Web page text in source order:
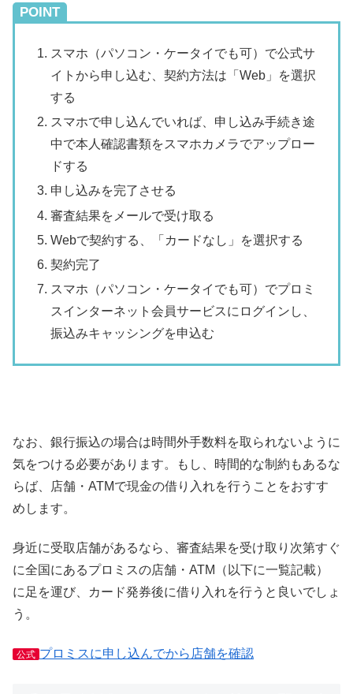
POINT
スマホ（パソコン・ケータイでも可）で公式サ
イトから申し込む、契約方法は「Web」を選択
する
スマホで申し込んでいれば、申し込み手続き途
中で本人確認書類をスマホカメラでアップロー
ドする
申し込みを完了させる
審査結果をメールで受け取る
Webで契約する、「カードなし」を選択する
契約完了
スマホ（パソコン・ケータイでも可）でプロミ
スインターネット会員サービスにログインし、
振込みキャッシングを申込む
なお、銀行振込の場合は時間外手数料を取られないように
気をつける必要があります。もし、時間的な制約もあるな
らば、店舗・ATMで現金の借り入れを行うことをおすす
めします。
身近に受取店舗があるなら、審査結果を受け取り次第すぐ
に全国にあるプロミスの店舗・ATM（以下に一覧記載）
に足を運び、カード発券後に借り入れを行うと良いでしょ
う。
公式 プロミスに申し込んでから店舗を確認